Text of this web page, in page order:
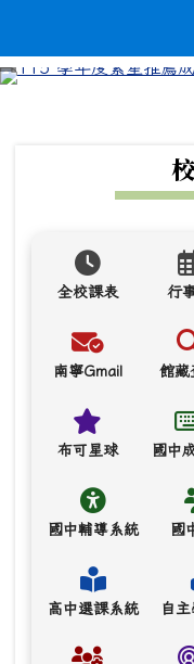
全校課表 行
南寧Gmail 館藏
布可星球 國中
國中輔導系統 國
高中選課系統 自